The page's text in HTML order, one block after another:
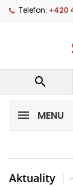
Telefon: +420

MENU
Aktuality